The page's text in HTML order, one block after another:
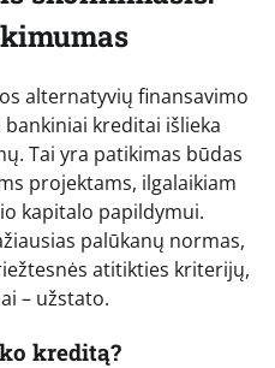
alternatyvių finansavimo
kreditai išlieka
Tai yra patikimas būdas
projektams, ilgalaikiam
kapitalo papildymui.
palūkanų normas,
atitikties kriterijų,
– užstato.
kreditą?